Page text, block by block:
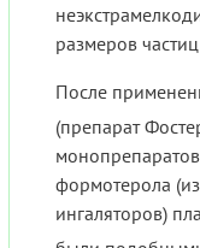
размеров
После
(препарат
формотерола
ингаляторов)